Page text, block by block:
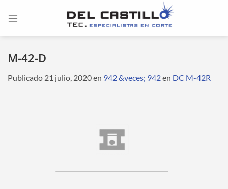
M-42-D
Publicado 21 julio, 2020en 942 &veces; 942en DC M-42R